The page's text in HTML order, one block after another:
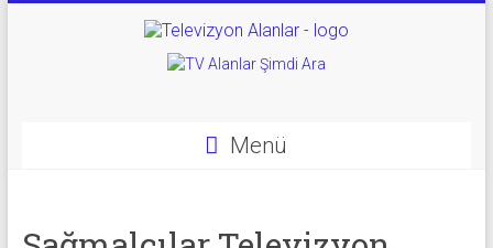
Televizyon
Menü